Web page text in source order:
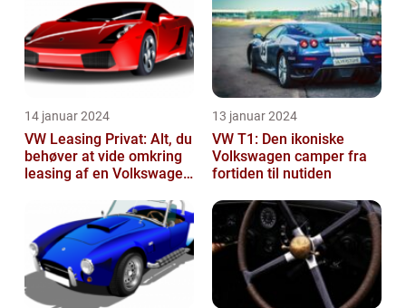
14 januar 2024
VW Leasing Privat: Alt, du
behøver at vide omkring
leasing af en Volkswagen
13 januar 2024
VW T1: Den ikoniske
Volkswagen camper fra
fortiden til nutiden